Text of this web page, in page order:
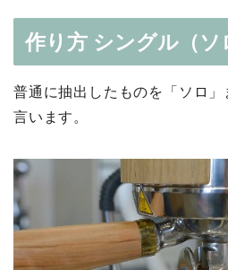
作り方 シングル（ソ
普通に抽出したものを「ソロ」
言います。